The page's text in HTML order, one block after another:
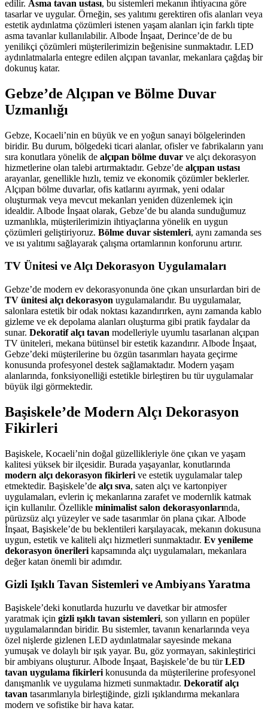
edilir. Asma tavan ustası, bu sistemleri mekanın ihtiyacına göre
tasarlar ve uygular. Örneğin, ses yalıtımı gerektiren ofis alanları veya
estetik aydınlatma çözümleri istenen yaşam alanları için farklı tipte
asma tavanlar kullanılabilir. Albode İnşaat, Derince’de de bu
yenilikçi çözümleri müşterilerimizin beğenisine sunmaktadır. LED
aydınlatmalarla entegre edilen alçıpan tavanlar, mekanlara çağdaş bir
dokunuş katar.
Gebze’de Alçıpan ve Bölme Duvar
Uzmanlığı
Gebze, Kocaeli’nin en büyük ve en yoğun sanayi bölgelerinden
biridir. Bu durum, bölgedeki ticari alanlar, ofisler ve fabrikaların yanı
sıra konutlara yönelik de alçıpan bölme duvar ve alçı dekorasyon
hizmetlerine olan talebi artırmaktadır. Gebze’de alçıpan ustası
arayanlar, genellikle hızlı, temiz ve ekonomik çözümler beklerler.
Alçıpan bölme duvarlar, ofis katlarını ayırmak, yeni odalar
oluşturmak veya mevcut mekanları yeniden düzenlemek için
idealdir. Albode İnşaat olarak, Gebze’de bu alanda sunduğumuz
uzmanlıkla, müşterilerimizin ihtiyaçlarına yönelik en uygun
çözümleri geliştiriyoruz. Bölme duvar sistemleri, aynı zamanda ses
ve ısı yalıtımı sağlayarak çalışma ortamlarının konforunu artırır.
TV Ünitesi ve Alçı Dekorasyon Uygulamaları
Gebze’de modern ev dekorasyonunda öne çıkan unsurlardan biri de
TV ünitesi alçı dekorasyon uygulamalarıdır. Bu uygulamalar,
salonlara estetik bir odak noktası kazandırırken, aynı zamanda kablo
gizleme ve ek depolama alanları oluşturma gibi pratik faydalar da
sunar. Dekoratif alçı tavan modelleriyle uyumlu tasarlanan alçıpan
TV üniteleri, mekana bütünsel bir estetik kazandırır. Albode İnşaat,
Gebze’deki müşterilerine bu özgün tasarımları hayata geçirme
konusunda profesyonel destek sağlamaktadır. Modern yaşam
alanlarında, fonksiyonelliği estetikle birleştiren bu tür uygulamalar
büyük ilgi görmektedir.
Başiskele’de Modern Alçı Dekorasyon
Fikirleri
Başiskele, Kocaeli’nin doğal güzellikleriyle öne çıkan ve yaşam
kalitesi yüksek bir ilçesidir. Burada yaşayanlar, konutlarında
modern alçı dekorasyon fikirleri ve estetik uygulamalar talep
etmektedir. Başiskele’de alçı sıva, saten alçı ve kartonpiyer
uygulamaları, evlerin iç mekanlarına zarafet ve modernlik katmak
için kullanılır. Özellikle minimalist salon dekorasyonlarında,
pürüzsüz alçı yüzeyler ve sade tasarımlar ön plana çıkar. Albode
İnşaat, Başiskele’de bu beklentileri karşılayacak, mekanın dokusuna
uygun, estetik ve kaliteli alçı hizmetleri sunmaktadır. Ev yenileme
dekorasyon önerileri kapsamında alçı uygulamaları, mekanlara
değer katan önemli bir adımdır.
Gizli Işıklı Tavan Sistemleri ve Ambiyans Yaratma
Başiskele’deki konutlarda huzurlu ve davetkar bir atmosfer
yaratmak için gizli ışıklı tavan sistemleri, son yılların en popüler
uygulamalarından biridir. Bu sistemler, tavanın kenarlarında veya
özel nişlerde gizlenen LED aydınlatmalar sayesinde mekana
yumuşak ve dolaylı bir ışık yayar. Bu, göz yormayan, sakinleştirici
bir ambiyans oluşturur. Albode İnşaat, Başiskele’de bu türLED
tavan uygulama fikirleri konusunda da müşterilerine profesyonel
danışmanlık ve uygulama hizmeti sunmaktadır. Dekoratif alçı
tavan tasarımlarıyla birleştiğinde, gizli ışıklandırma mekanlara
modern ve sofistike bir hava katar.